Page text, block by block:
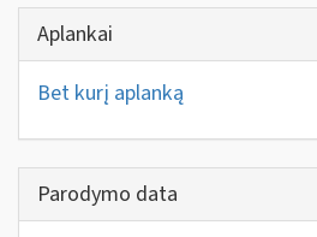
Aplankai
Bet kurį aplanką
Parodymo data